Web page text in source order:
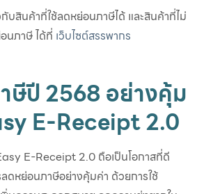
บสินค้าที่ใช้ลดหย่อนภาษีได้ และสินค้าที่ไม่
นภาษี ได้ที่ เว็บไซต์สรรพากร
ษีปี 2568 อย่างคุ้ม
E-Receipt 2.0
E-Receipt 2.0 ถือเป็นโอกาสที่ดี
ดหย่อนภาษีอย่างคุ้มค่า ด้วยการใช้